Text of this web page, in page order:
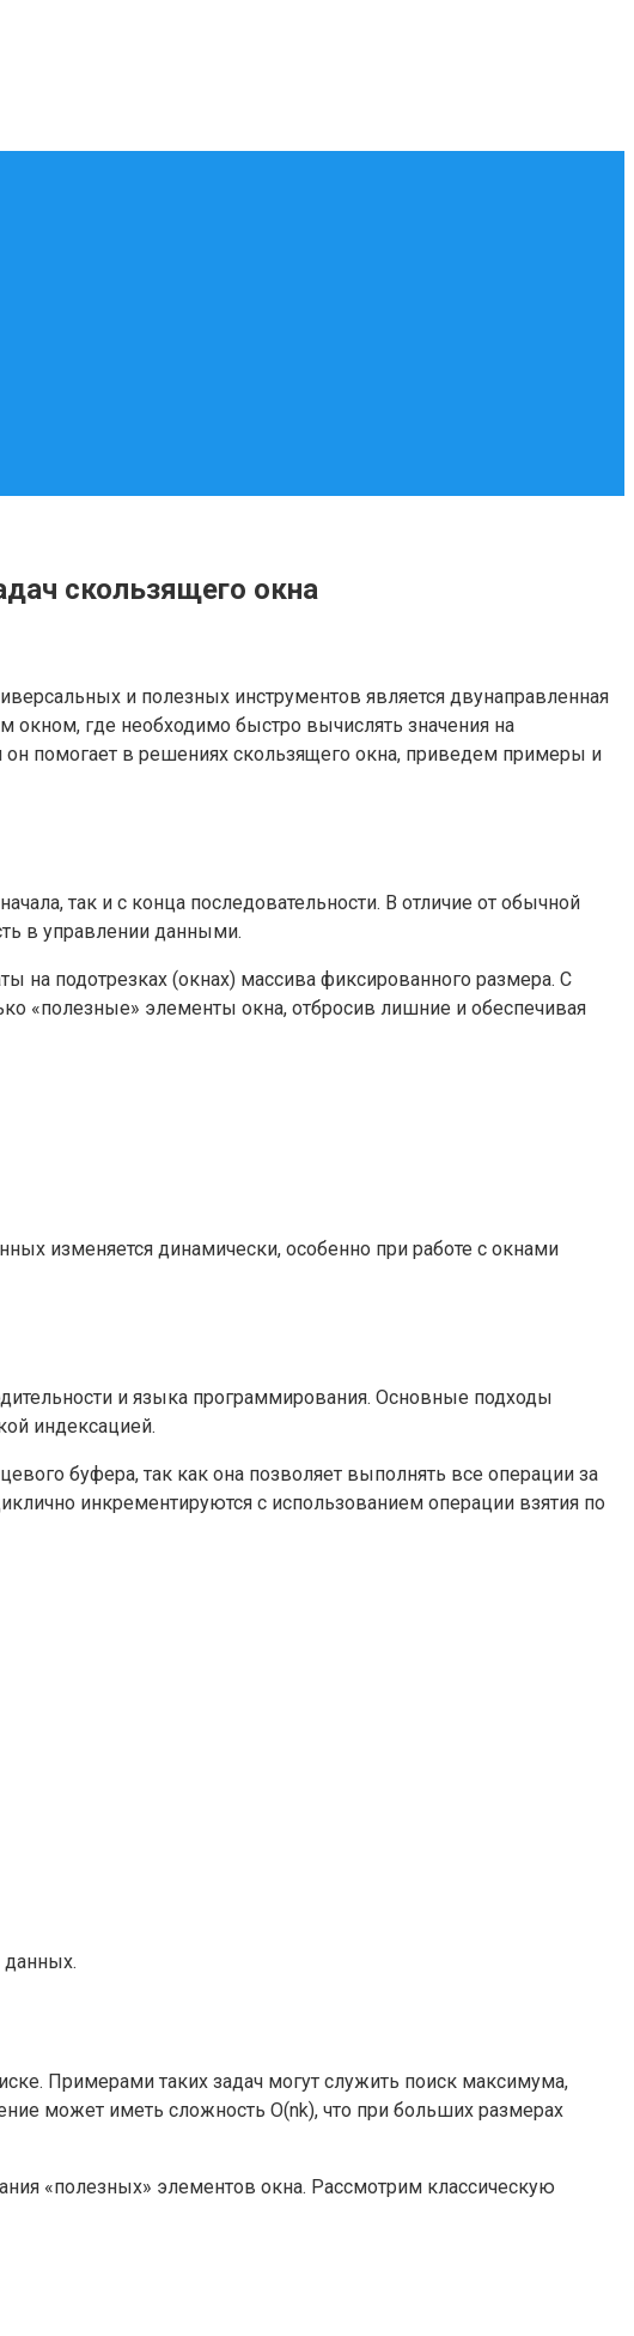
скользящего окна
и полезных инструментов является двунаправленная
окном, где необходимо быстро вычислять значения на
он помогает в решениях скользящего окна, приведем примеры и
так и с конца последовательности. В отличие от обычной
в управлении данными.
на подотрезках (окнах) массива фиксированного размера. С
«полезные» элементы окна, отбросив лишние и обеспечивая
изменяется динамически, особенно при работе с окнами
и языка программирования. Основные подходы
индексацией.
буфера, так как она позволяет выполнять все операции за
инкрементируются с использованием операции взятия по
данных.
Примерами таких задач могут служить поиск максимума,
может иметь сложность O(nk), что при больших размерах
«полезных» элементов окна. Рассмотрим классическую